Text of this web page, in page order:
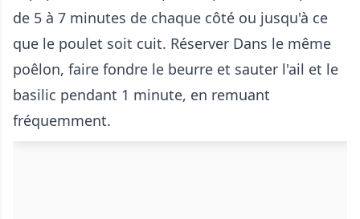
de 5 à 7 minutes de chaque côté ou jusqu'à ce
que le poulet soit cuit. Réserver Dans le même
poêlon, faire fondre le beurre et sauter l'ail et le
basilic pendant 1 minute, en remuant
fréquemment.